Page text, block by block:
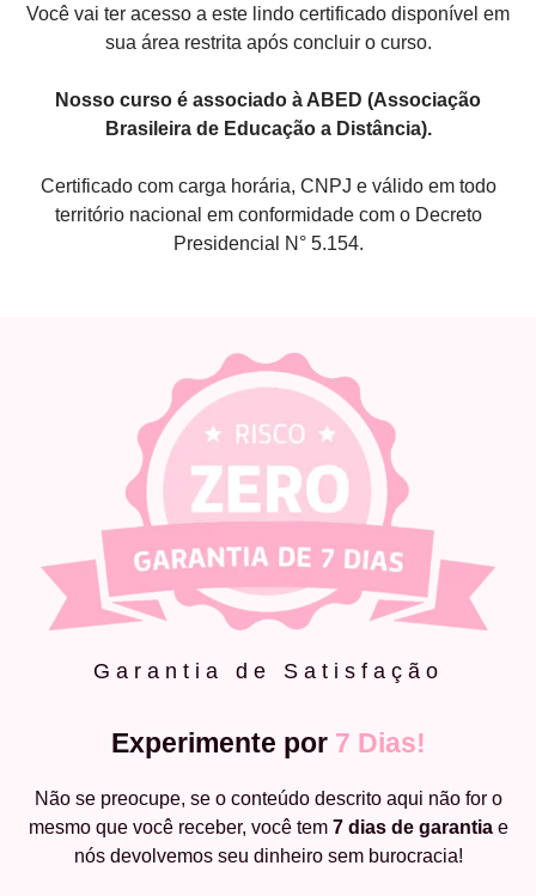
Você vai ter acesso a este lindo certificado disponível em
sua área restrita após concluir o curso.
Nosso curso é associado à ABED (Associação
Brasileira de Educação a Distância).
Certificado com carga horária, CNPJ e válido em todo
território nacional em conformidade com o Decreto
Presidencial N° 5.154.
Garantia de Satisfação
Experimente por 7 Dias!
Não se preocupe, se o conteúdo descrito aqui não for o
mesmo que você receber, você tem 7 dias de garantiae
nós devolvemos seu dinheiro sem burocracia!